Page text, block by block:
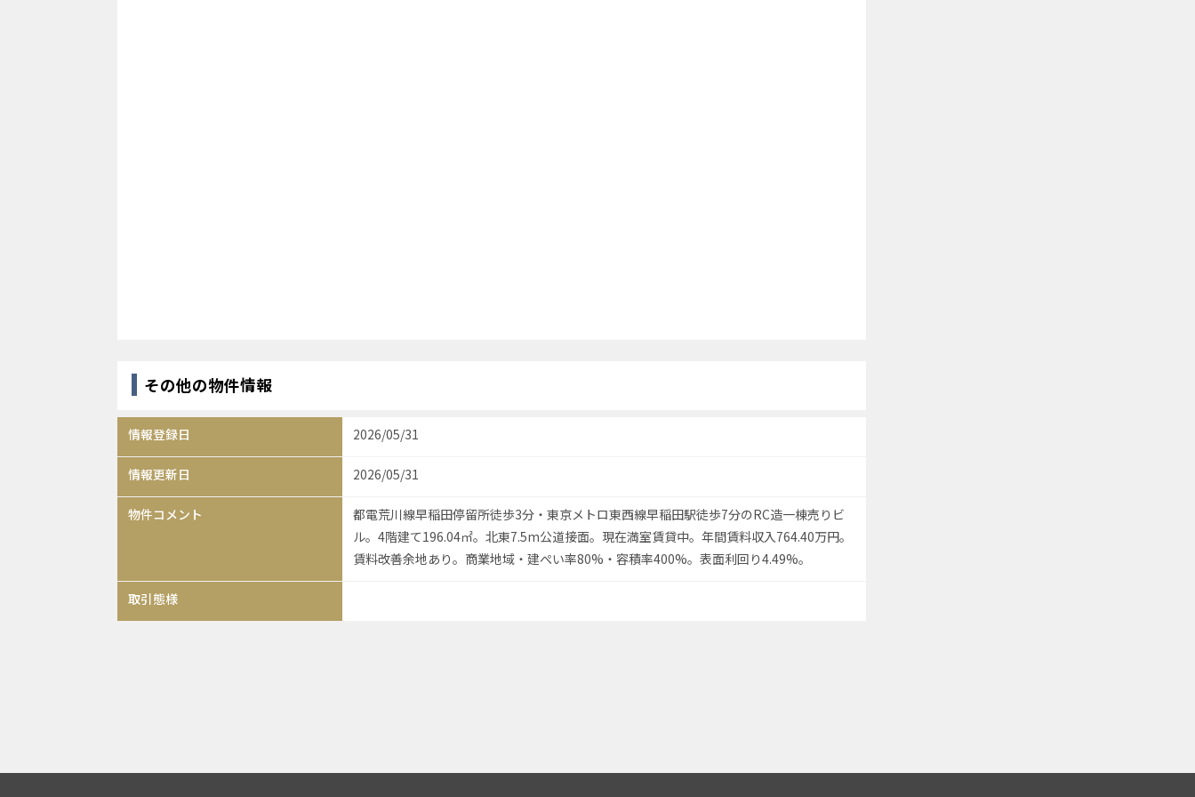
その他の物件情報
情報登録日 2026/05/31
情報更新日 2026/05/31
物件コメント
都電荒川線早稲田停留所徒歩3分・東京メトロ東西線早稲田駅徒歩7分のRC造一棟売りビ
ル。4階建て196.04㎡。北東7.5m公道接面。現在満室賃貸中。年間賃料収入764.40万円。
賃料改善余地あり。商業地域・建ぺい率80%・容積率400%。表面利回り4.49%。
取引態様